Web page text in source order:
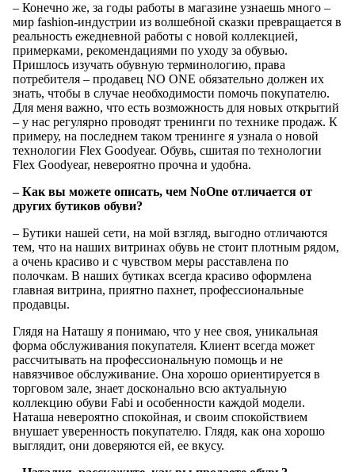
– Конечно же, за годы работы в магазине узнаешь много –
мир fashion-индустрии из волшебной сказки превращается в
реальность ежедневной работы с новой коллекцией,
примерками, рекомендациями по уходу за обувью.
Пришлось изучать обувную терминологию, права
потребителя – продавец NO ONE обязательно должен их
знать, чтобы в случае необходимости помочь покупателю.
Для меня важно, что есть возможность для новых открытий
– у нас регулярно проводят тренинги по технике продаж. К
примеру, на последнем таком тренинге я узнала о новой
технологии Flex Goodyear. Обувь, сшитая по технологии
Flex Goodyear, невероятно прочна и удобна.
– Как вы можете описать, чем NoOne отличается от
других бутиков обуви?
– Бутики нашей сети, на мой взгляд, выгодно отличаются
тем, что на наших витринах обувь не стоит плотным рядом,
а очень красиво и с чувством меры расставлена по
полочкам. В наших бутиках всегда красиво оформлена
главная витрина, приятно пахнет, профессиональные
продавцы.
Глядя на Наташу я понимаю, что у нее своя, уникальная
форма обслуживания покупателя. Клиент всегда может
рассчитывать на профессиональную помощь и не
навязчивое обслуживание. Она хорошо ориентируется в
торговом зале, знает досконально всю актуальную
коллекцию обуви Fabi и особенности каждой модели.
Наташа невероятно спокойная, и своим спокойствием
внушает уверенность покупателю. Глядя, как она хорошо
выглядит, они доверяются ей, ее вкусу.